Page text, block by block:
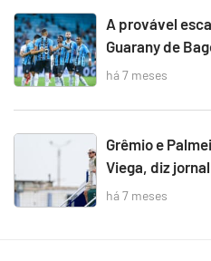
A provável
Guarany de
há 7 meses
Grêmio e
Viega, diz
há 7 meses